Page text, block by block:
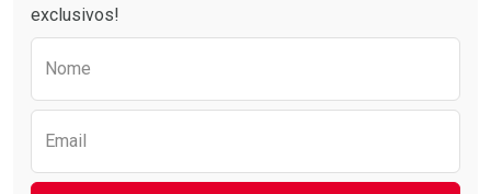
exclusivos!
Nome
Email